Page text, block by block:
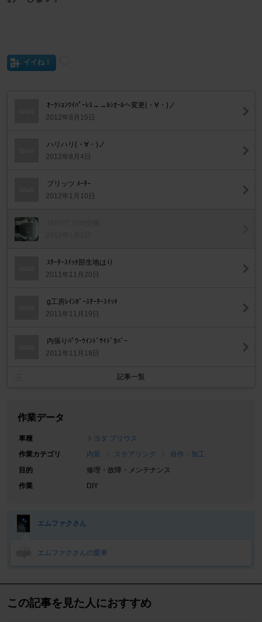
イイね！
ｵｰｸｼｮﾝﾜｲﾊﾟｰﾚｽ→→ﾙｼｵｰﾙへ変更(・∀・)ノ
2012年8月15日
ハリハリ(・∀・)ノ
2012年8月4日
ブリッツ ﾒｰﾀｰ
2012年1月10日
ｽﾀｰﾀｰｽｲｯﾁ部生地はり
2011年11月20日
g工房ﾚｲﾝﾎﾞｰｽﾀｰﾀｰｽｲｯﾁ
2011年11月19日
内張りﾊﾟﾜｰｳｲﾝﾄﾞｻｲﾄﾞｶﾊﾞｰ
2011年11月19日
記事一覧
作業データ
車種
トヨタ プリウス
作業カテゴリ
内装 ステアリング
自作・加工
目的
修理・故障・メンテナンス
作業
DIY
エムファクさん
エムファクさんの愛車
この記事を見た人におすすめ